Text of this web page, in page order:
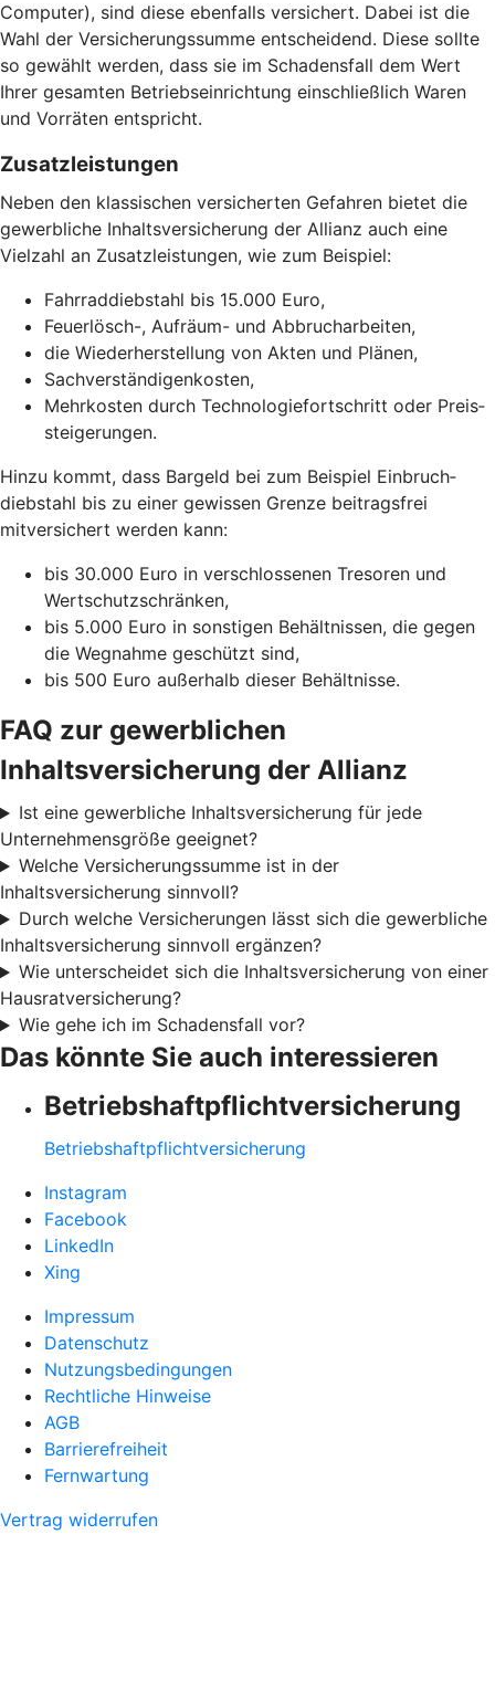
Computer), sind diese ebenfalls versichert. Dabei ist die
Wahl der Versicherungs­summe entscheidend. Diese sollte
so gewählt werden, dass sie im Schadensfall dem Wert
Ihrer gesamten Betriebs­einrichtung einschließlich Waren
und Vorräten entspricht.
Zusatz­leistungen
Neben den klassischen versicherten Gefahren bietet die
gewerbliche Inhaltsversicherung der Allianz auch eine
Vielzahl an Zusatz­leistungen, wie zum Beispiel:
Fahrraddiebstahl bis 15.000 Euro,
Feuerlösch-, Aufräum- und Abbrucharbeiten,
die Wiederherstellung von Akten und Plänen,
Sachverständigenkosten,
Mehrkosten durch Technologie­fortschritt oder Preis­
steigerungen.
Hinzu kommt, dass Bargeld bei zum Beispiel Einbruch­
diebstahl bis zu einer gewissen Grenze beitragsfrei
mitversichert werden kann:
bis 30.000 Euro in verschlossenen Tresoren und
Wertschutzschränken,
bis 5.000 Euro in sonstigen Behältnissen, die gegen
die Wegnahme geschützt sind,
bis 500 Euro außerhalb dieser Behältnisse.
FAQ zur gewerblichen
Inhaltsversicherung der Allianz
Ist eine gewerbliche Inhaltsversicherung für jede
Unternehmensgröße geeignet?
Welche Versicherungssumme ist in der
Inhaltsversicherung sinnvoll?
Durch welche Versicherungen lässt sich die gewerbliche
Inhaltsversicherung sinnvoll ergänzen?
Wie unterscheidet sich die Inhaltsversicherung von einer
Hausratversicherung?
Wie gehe ich im Schadensfall vor?
Das könnte Sie auch interessieren
Betriebshaftpflichtversicherung
Betriebshaftpflichtversicherung
Instagram
Facebook
LinkedIn
Xing
Impressum
Datenschutz
Nutzungsbedingungen
Rechtliche Hinweise
AGB
Barrierefreiheit
Fernwartung
Vertrag widerrufen